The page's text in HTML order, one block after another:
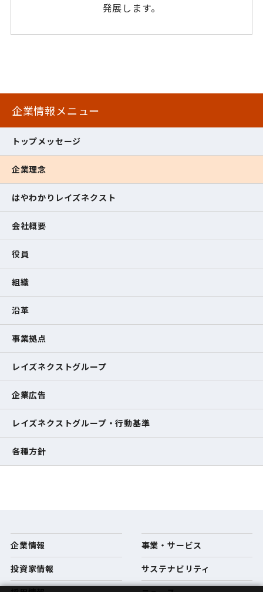
発展します。
企業情報メニュー
トップメッセージ
企業理念
はやわかりレイズネクスト
会社概要
役員
組織
沿革
事業拠点
レイズネクストグループ
企業広告
レイズネクストグループ・行動基準
各種方針
企業情報
事業・サービス
投資家情報
サステナビリティ